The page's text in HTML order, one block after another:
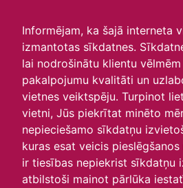
Informējam, ka šajā interneta
izmantotas sīkdatnes.
lai nodrošinātu klientu
pakalpojumu kvalitāti un
vietnes veiktspēju. Turpinot
vietni, Jūs piekrītat minēto
nepieciešamo sīkdatņu
kuras esat veicis
ir tiesības nepiekrist sīkdatņu
atbilstoši mainot pārlūka
Konsultāciju
06.10.2025
Konsultāciju saraksts